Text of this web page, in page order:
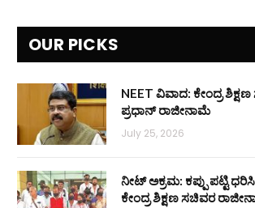
OUR PICKS
NEET ವಿವಾದ: ಕೇಂದ್ರ
ಪ್ರಧಾನ್ ರಾಜೀನಾಮೆ
July 25, 2026
ನೀಟ್ ಅಕ್ರಮ: ಕಪ್ಪು ಪಟ್ಟಿ
ಕೇಂದ್ರ ಶಿಕ್ಷಣ ಸಚಿವರ